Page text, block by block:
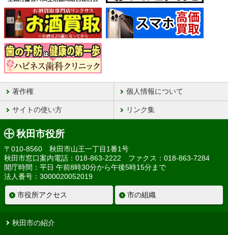
著作権 個人情報について
サイトの使い方 リンク集
秋田市役所
〒010-8560 秋田市山王一丁目1番1号
秋田市窓口案内電話：018-863-2222 ファクス：018-863-7284
開庁時間：平日 午前8時30分から午後5時15分まで
法人番号：3000020052019
市役所アクセス 市の組織
秋田市の紹介